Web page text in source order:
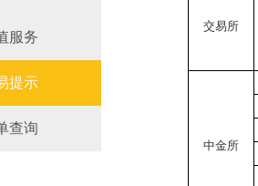
服务
提示
查询
交易所
中金所